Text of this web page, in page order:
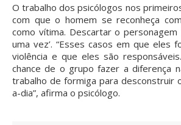
O trabalho dos psicólogos nos
com que o homem se reconheça
como vítima. Descartar o personagem
uma vez’. “Esses casos em que eles
violência e que eles são
chance de o grupo fazer a diferença
trabalho de formiga para desconstruir
a-dia”, afirma o psicólogo.